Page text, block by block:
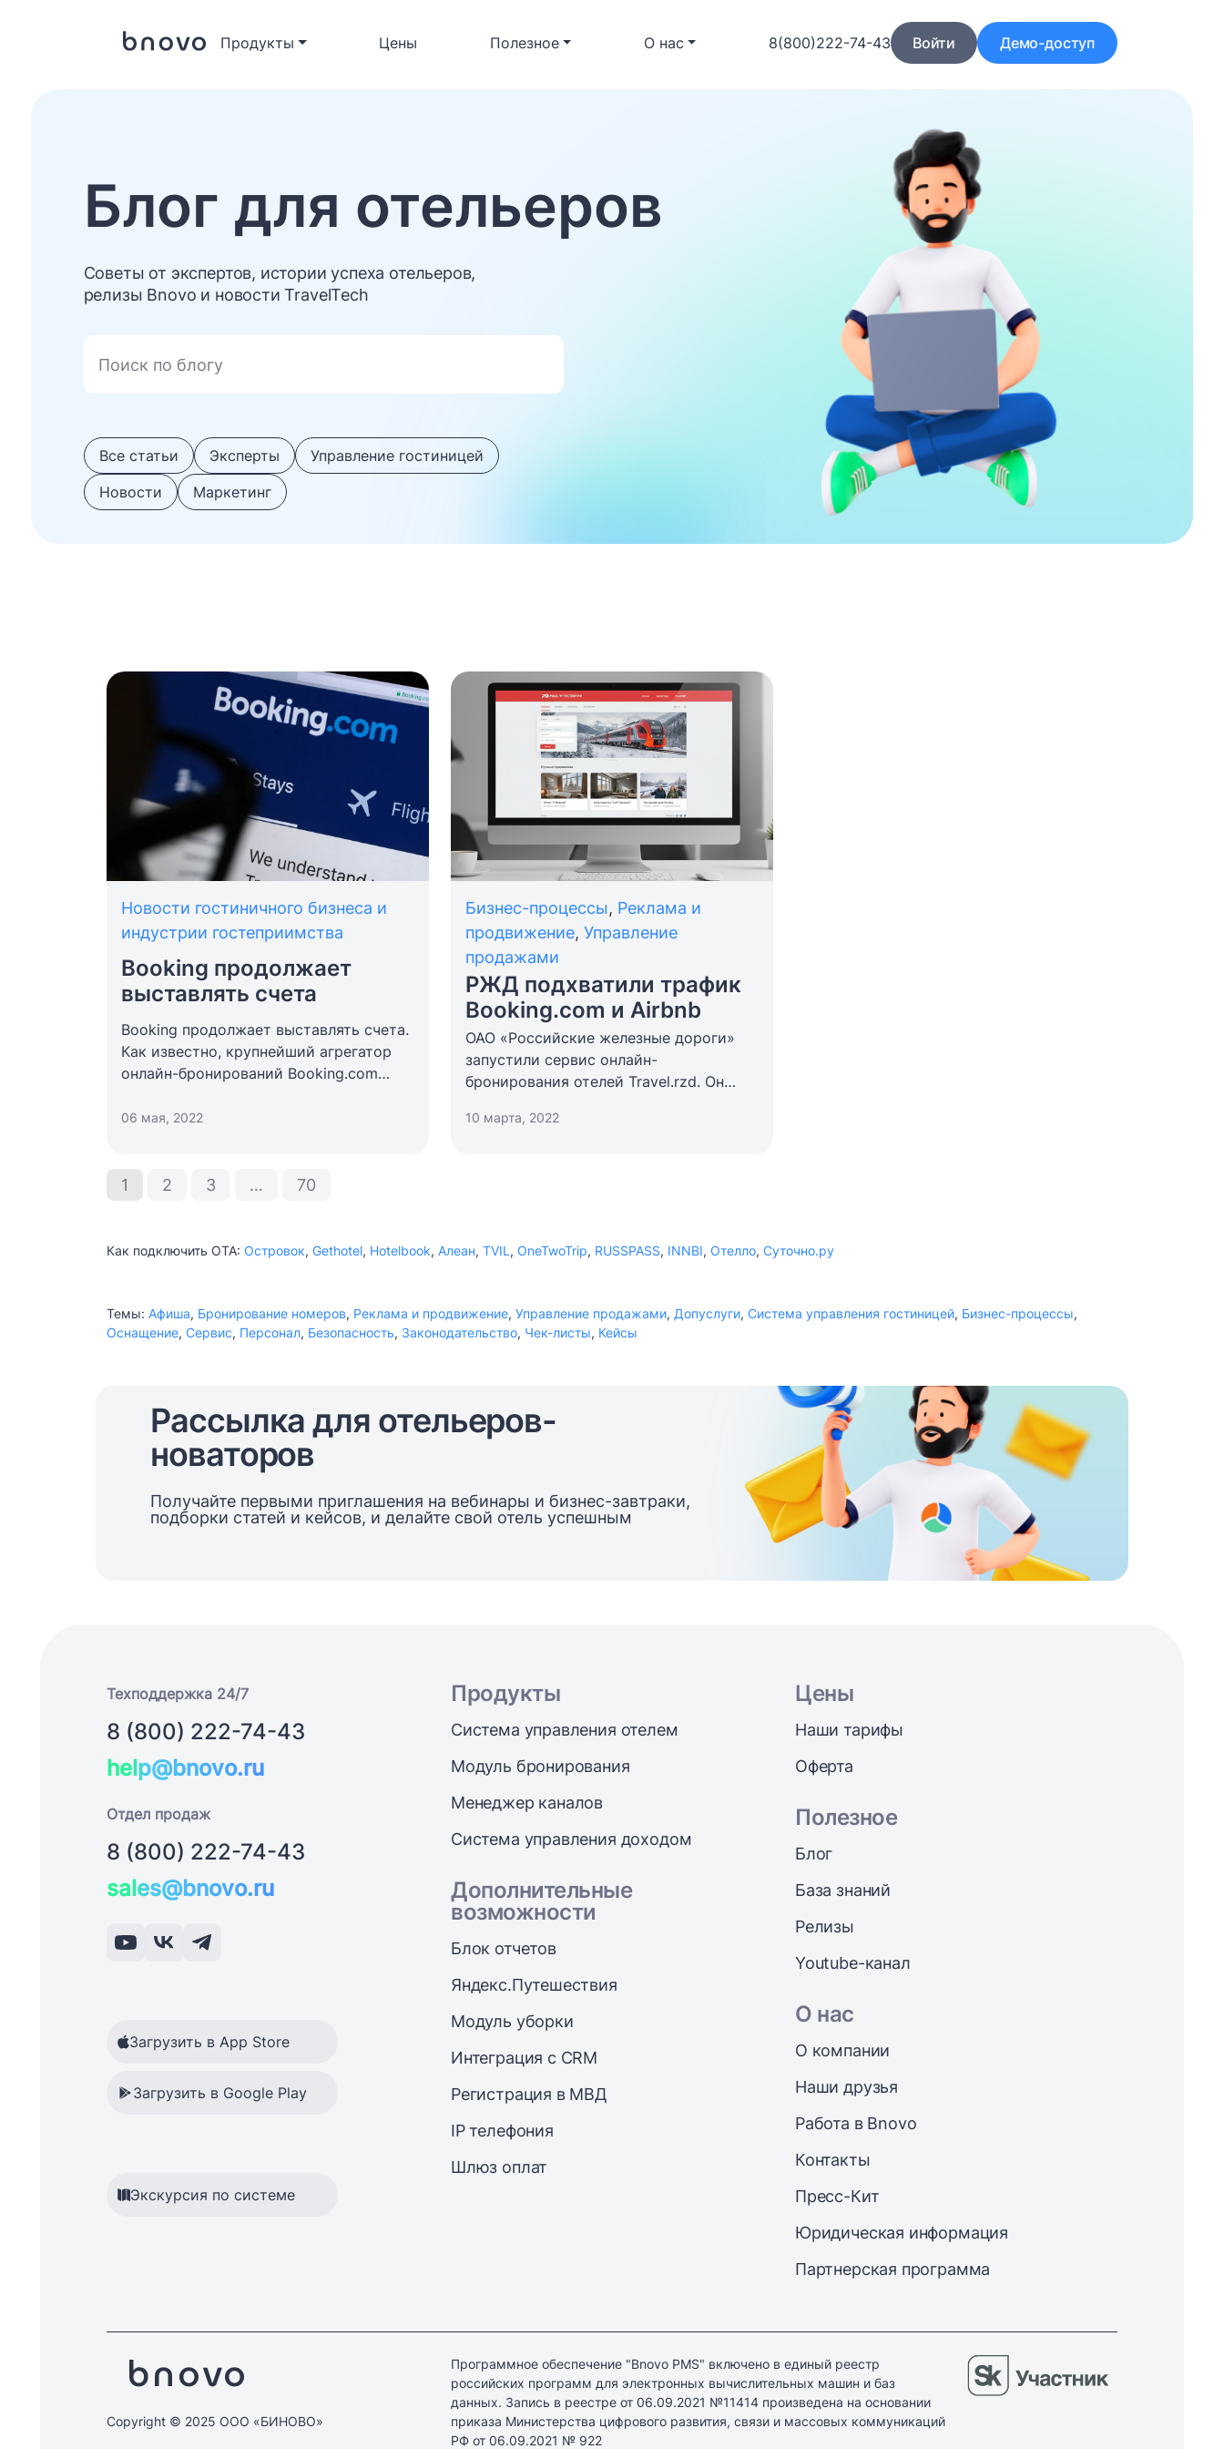
Продукты Цены Полезное О нас 8(800)222-74-43 Войти Демо-доступ
Блог для отельеров
Советы от экспертов, истории успеха отельеров,
релизы Bnovo и новости TravelTech
Все статьи Эксперты
Управление гостиницей
Новости
Маркетинг
Новости гостиничного бизнеса и
индустрии гостеприимства
Booking продолжает
выставлять счета
Booking продолжает выставлять счета.
Как известно, крупнейший агрегатор
онлайн-бронирований Booking.сom
марте 2022 года. «Сервис отключил от
председатель Лиги малых отелей,
хостелов и туристического жилья
06 мая, 2022
Бизнес-процессы, Реклама и
продвижение, Управление
продажами
РЖД подхватили трафик
Booking.com и Airbnb
ОАО «Российские железные дороги»
запустили сервис онлайн-
бронирования отелей Travel.rzd. Он
компаниям Airbnb и Booking.com.
10 марта, 2022
1 2 3 … 70
Как подключить ОТА: Островок, Gethotel, Hotelbook, Алеан, TVIL , OneTwoTrip, RUSSPASS, INNBI, Отелло, Суточно.ру
Темы: Афиша, Бронирование номеров, Реклама и продвижение, Управление продажами, Допуслуги, Система управления гостиницей, Бизнес-процессы,
Оснащение, Сервис, Персонал, Безопасность, Законодательство, Чек-листы, Кейсы
Рассылка для отельеров-
новаторов
Получайте первыми приглашения на вебинары и бизнес-завтраки,
подборки статей и кейсов, и делайте свой отель успешным
Техподдержка 24/7
8 (800) 222-74-43
help@bnovo.ru
Отдел продаж
8 (800) 222-74-43
sales@bnovo.ru
Загрузить в App Store
Загрузить в Google Play
Экскурсия по системе
Продукты
Система управления отелем
Модуль бронирования
Менеджер каналов
Система управления доходом
Дополнительные
возможности
Блок отчетов
Яндекс.Путешествия
Модуль уборки
Интеграция с CRM
Регистрация в МВД
IP телефония
Шлюз оплат
Цены
Наши тарифы
Оферта
Полезное
Блог
База знаний
Релизы
Youtube-канал
О нас
О компании
Наши друзья
Работа в Bnovo
Контакты
Пресс-Кит
Юридическая информация
Партнерская программа
Copyright © 2025 ООО «БИНОВО»
Программное обеспечение "Bnovo PMS" включено в единый реестр
российских программ для электронных вычислительных машин и баз
данных. Запись в реестре от 06.09.2021 №11414 произведена на основании
приказа Министерства цифрового развития, связи и массовых коммуникаций
РФ от 06.09.2021 № 922